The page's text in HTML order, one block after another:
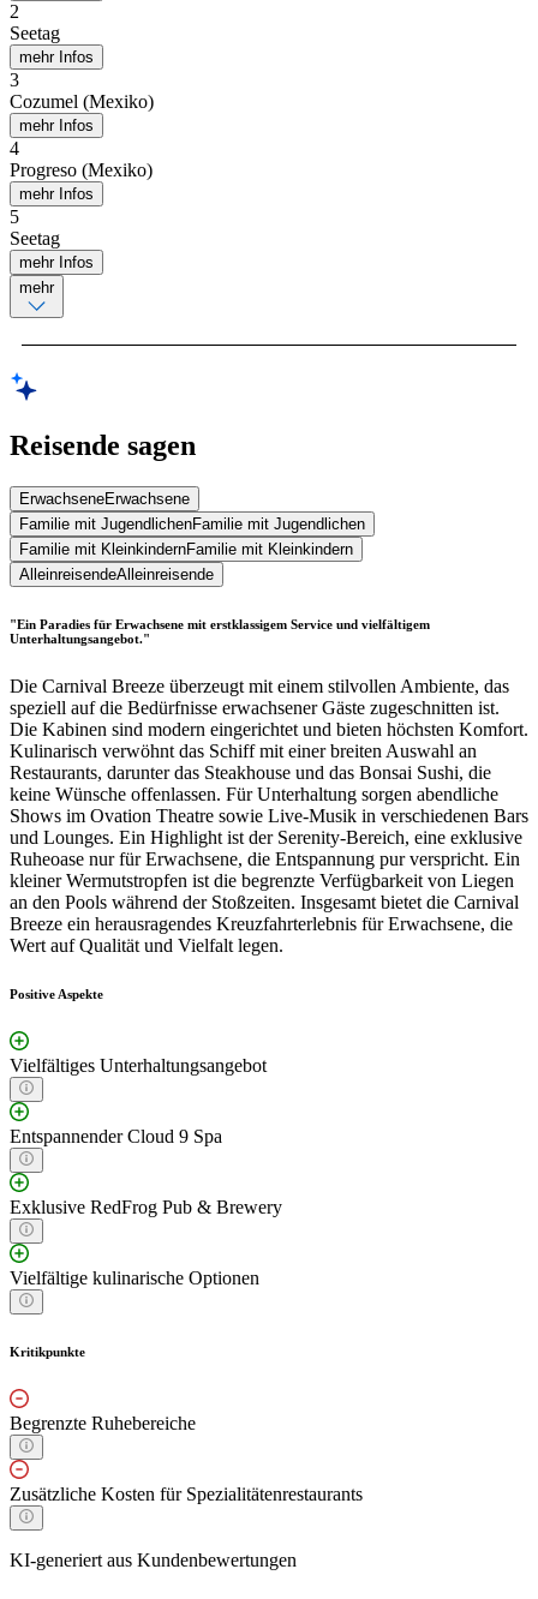
2
Seetag
mehr Infos
3
Cozumel (Mexiko)
mehr Infos
4
Progreso (Mexiko)
mehr Infos
5
Seetag
mehr Infos
mehr
Reisende sagen
ErwachseneErwachsene
Familie mit JugendlichenFamilie mit Jugendlichen
Familie mit KleinkindernFamilie mit Kleinkindern
AlleinreisendeAlleinreisende
"Ein Paradies für Erwachsene mit erstklassigem Service und vielfältigem
Unterhaltungsangebot."
Die Carnival Breeze überzeugt mit einem stilvollen Ambiente, das
speziell auf die Bedürfnisse erwachsener Gäste zugeschnitten ist.
Die Kabinen sind modern eingerichtet und bieten höchsten Komfort.
Kulinarisch verwöhnt das Schiff mit einer breiten Auswahl an
Restaurants, darunter das Steakhouse und das Bonsai Sushi, die
keine Wünsche offenlassen. Für Unterhaltung sorgen abendliche
Shows im Ovation Theatre sowie Live-Musik in verschiedenen Bars
und Lounges. Ein Highlight ist der Serenity-Bereich, eine exklusive
Ruheoase nur für Erwachsene, die Entspannung pur verspricht. Ein
kleiner Wermutstropfen ist die begrenzte Verfügbarkeit von Liegen
an den Pools während der Stoßzeiten. Insgesamt bietet die Carnival
Breeze ein herausragendes Kreuzfahrterlebnis für Erwachsene, die
Wert auf Qualität und Vielfalt legen.
Positive Aspekte
Vielfältiges Unterhaltungsangebot
Entspannender Cloud 9 Spa
Exklusive RedFrog Pub & Brewery
Vielfältige kulinarische Optionen
Kritikpunkte
Begrenzte Ruhebereiche
Zusätzliche Kosten für Spezialitätenrestaurants
KI-generiert aus Kundenbewertungen